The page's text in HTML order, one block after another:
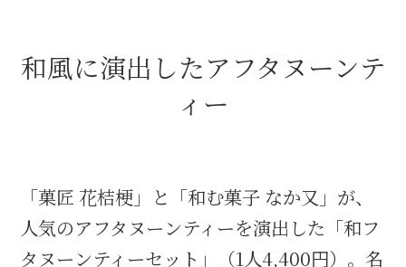
和風に演出したアフタヌーンテ
ィー
「菓匠 花桔梗」と「和む菓子 なか又」が、
人気のアフタヌーンティーを演出した「和フ
タヌーンティーセット」（1人4,400円）。名